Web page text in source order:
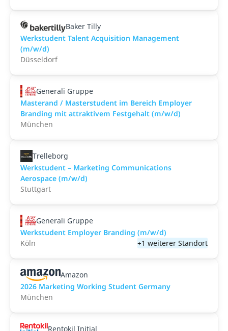
Baker Tilly
Werkstudent Talent Acquisition Management
(m/w/d)
Düsseldorf
Generali Gruppe
Masterand / Masterstudent im Bereich Employer
Branding mit attraktivem Festgehalt (m/w/d)
München
Trelleborg
Werkstudent – Marketing Communications
Aerospace (m/w/d)
Stuttgart
Generali Gruppe
Werkstudent Employer Branding (m/w/d)
Köln
+1 weiterer Standort
Amazon
2026 Marketing Working Student Germany
München
Rentokil Initial